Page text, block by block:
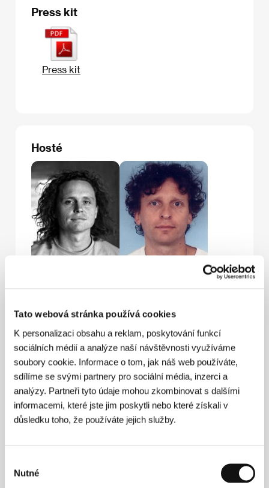
Tato webová stránka používá cookies
K personalizaci obsahu a reklam, poskytování funkcí
sociálních médií a analýze naší návštěvnosti využíváme
soubory cookie. Informace o tom, jak náš web používáte,
sdílíme se svými partnery pro sociální média, inzerci a
analýzy. Partneři tyto údaje mohou zkombinovat s dalšími
informacemi, které jste jim poskytli nebo které získali v
důsledku toho, že používáte jejich služby.
souhlasu
Nutné
Press kit
Press kit
Hosté